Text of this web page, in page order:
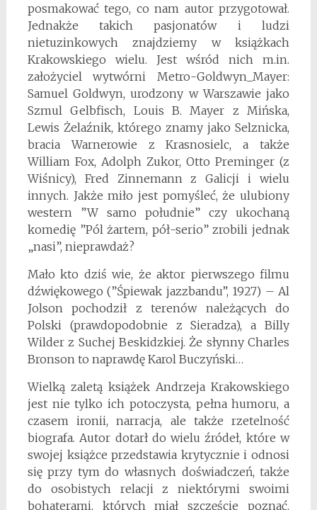
posmakować tego, co nam autor przygotował.
Jednakże takich pasjonatów i ludzi
nietuzinkowych znajdziemy w książkach
Krakowskiego wielu. Jest wśród nich m.in.
założyciel wytwórni Metro-Goldwyn_Mayer:
Samuel Goldwyn, urodzony w Warszawie jako
Szmul Gelbfisch, Louis B. Mayer z Mińska,
Lewis Żelaźnik, którego znamy jako Selznicka,
bracia Warnerowie z Krasnosielc, a także
William Fox, Adolph Zukor, Otto Preminger (z
Wiśnicy), Fred Zinnemann z Galicji i wielu
innych. Jakże miło jest pomyśleć, że ulubiony
western ”W samo południe” czy ukochaną
komedię ”Pól żartem, pół-serio” zrobili jednak
„nasi”, nieprawdaż?
Mało kto dziś wie, że aktor pierwszego filmu
dźwiękowego (”Śpiewak jazzbandu”, 1927) – Al
Jolson pochodził z terenów należących do
Polski (prawdopodobnie z Sieradza), a Billy
Wilder z Suchej Beskidzkiej. Że słynny Charles
Bronson to naprawdę Karol Buczyński…
Wielką zaletą książek Andrzeja Krakowskiego
jest nie tylko ich potoczysta, pełna humoru, a
czasem ironii, narracja, ale także rzetelność
biografa. Autor dotarł do wielu źródeł, które w
swojej książce przedstawia krytycznie i odnosi
się przy tym do własnych doświadczeń, także
do osobistych relacji z niektórymi swoimi
bohaterami, których miał szczęście poznać.